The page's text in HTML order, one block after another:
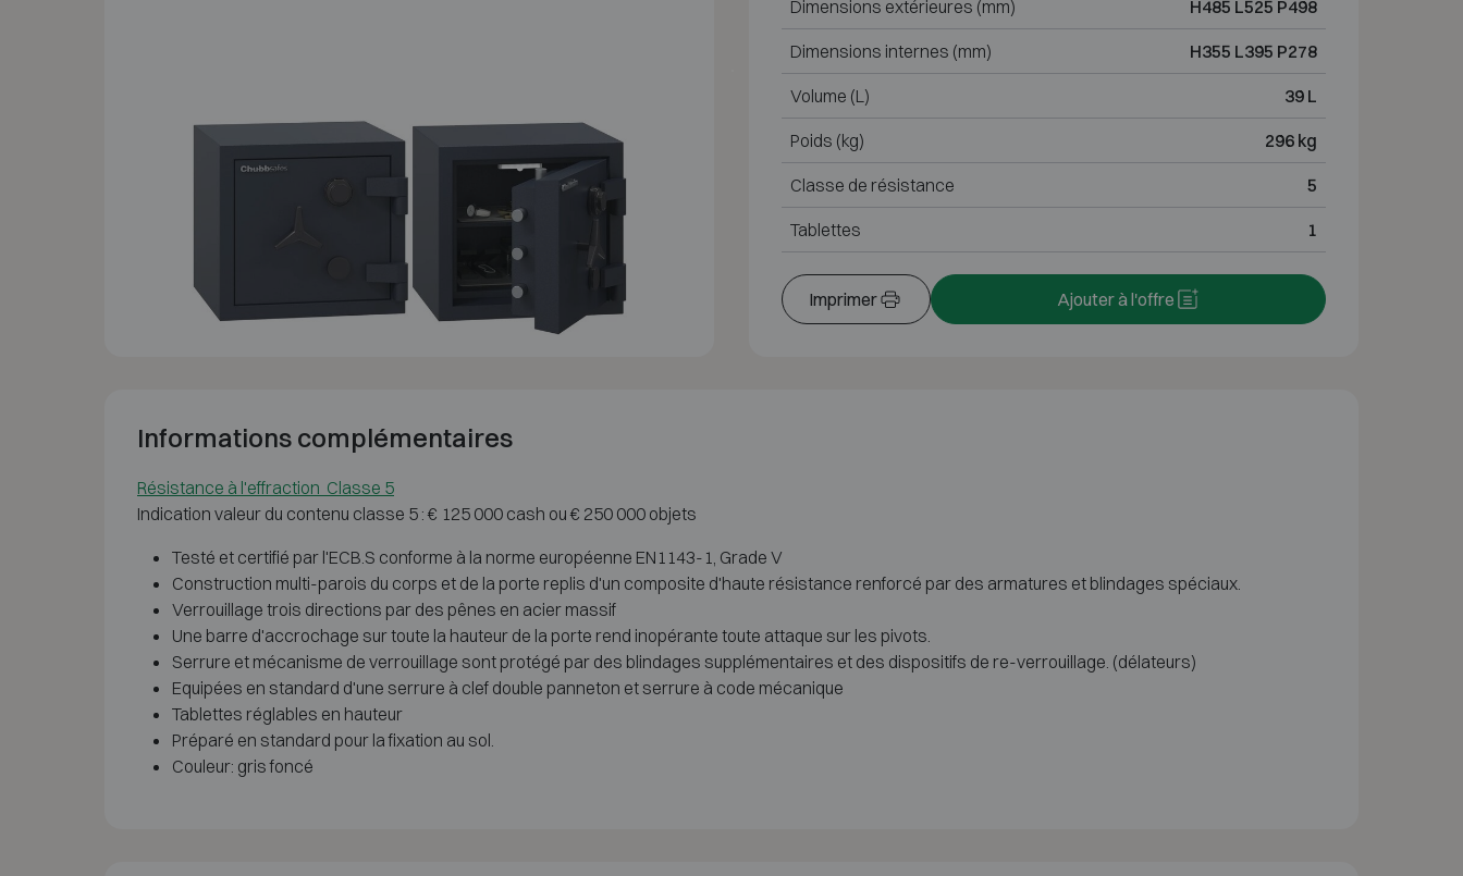
Dimensions extérieures (mm) H485 L525 P498
Dimensions internes (mm) H355 L395 P278
Volume (L) 39 L
Poids (kg) 296 kg
Classe de résistance 5
Tablettes 1
Imprimer Ajouter à l'offre
Informations complémentaires
Résistance à l'effraction Classe 5
Indication valeur du contenu classe 5 : € 125 000 cash ou € 250 000 objets
Testé et certifié par l'ECB.S conforme à la norme européenne EN1143-1, Grade V
Construction multi-parois du corps et de la porte replis d'un composite d'haute résistance renforcé par des armatures et blindages spéciaux.
Verrouillage trois directions par des pênes en acier massif
Une barre d'accrochage sur toute la hauteur de la porte rend inopérante toute attaque sur les pivots.
Serrure et mécanisme de verrouillage sont protégé par des blindages supplémentaires et des dispositifs de re-verrouillage. (délateurs)
Equipées en standard d'une serrure à clef double panneton et serrure à code mécanique
Tablettes réglables en hauteur
Préparé en standard pour la fixation au sol.
Couleur: gris foncé